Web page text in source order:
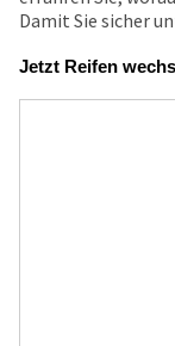
Damit Sie sicher
Jetzt Reifen